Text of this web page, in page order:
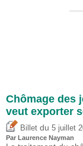
Chômage des
veut exporter
Billet du 5 juillet
Par Laurence Nayman